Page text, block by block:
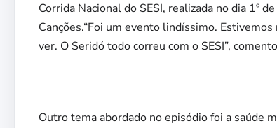
Corrida Nacional do SESI, realizada no dia 1º
Canções.“Foi um evento lindíssimo.
ver. O Seridó todo correu com o SESI”,
Outro tema abordado no episódio foi a saúde